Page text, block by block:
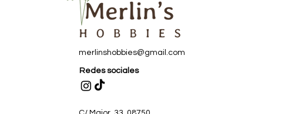
merlinshobbies@gmail.com
Redes sociales